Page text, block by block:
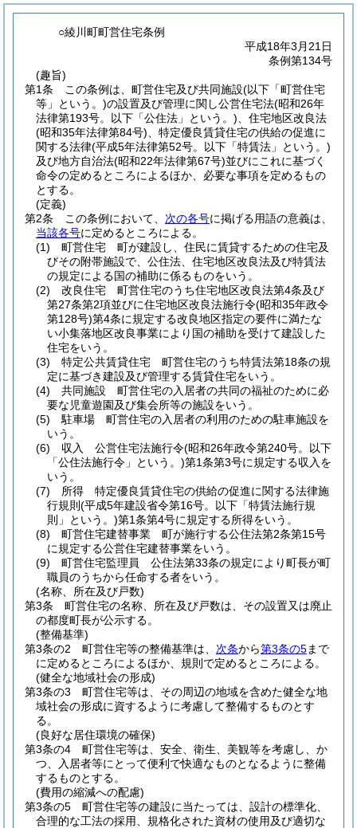
○綾川町町営住宅条例
平成18年3月21日
条例第134号
(趣旨)
第1条
この条例は、町営住宅及び共同施設(以下「町営住宅
等」という。)の設置及び管理に関し公営住宅法(昭和26年
法律第193号。以下「公住法」という。) 、住宅地区改良法
(昭和35年法律第84号) 、特定優良賃貸住宅の供給の促進に
関する法律(平成5年法律第52号。以下「特賃法」という。)
及び地方自治法(昭和22年法律第67号)並びにこれに基づく
命令の定めるところによるほか、必要な事項を定めるもの
とする。
(定義)
第2条
この条例において、 次の各号に掲げる用語の意義は、
当該各号に定めるところによる。
(1)
町営住宅 町が建設し、住民に賃貸するための住宅及
びその附帯施設で、公住法、住宅地区改良法及び特賃法
の規定による国の補助に係るものをいう。
(2)
改良住宅 町営住宅のうち住宅地区改良法第4条及び
第27条第2項並びに住宅地区改良法施行令(昭和35年政令
第128号)第4条に規定する改良地区指定の要件に満たな
い小集落地区改良事業により国の補助を受けて建設した
住宅をいう。
(3)
特定公共賃貸住宅 町営住宅のうち特賃法第18条の規
定に基づき建設及び管理する賃貸住宅をいう。
(4)
共同施設 町営住宅の入居者の共同の福祉のために必
要な児童遊園及び集会所等の施設をいう。
(5)
駐車場 町営住宅の入居者の利用のための駐車施設を
いう。
(6)
収入 公営住宅法施行令(昭和26年政令第240号。以下
「公住法施行令」という。)第1条第3号に規定する収入を
いう。
(7)
所得 特定優良賃貸住宅の供給の促進に関する法律施
行規則 (平成5年建設省令第16号。以下「特賃法施行規
則」という。)第1条第4号に規定する所得をいう。
(8)
町営住宅建替事業 町が施行する公住法第2条第15号
に規定する公営住宅建替事業をいう。
(9)
町営住宅監理員 公住法第33条の規定により町長が町
職員のうちから任命する者をいう。
(名称、所在及び戸数)
第3条
町営住宅の名称、所在及び戸数は、その設置又は廃止
の都度町長が公示する。
(整備基準)
第3条の2
町営住宅等の整備基準は、 次条から第3条の5まで
に定めるところによるほか、規則で定めるところによる。
(健全な地域社会の形成)
第3条の3
町営住宅等は、その周辺の地域を含めた健全な地
域社会の形成に資するように考慮して整備するものとす
る。
(良好な居住環境の確保)
第3条の4
町営住宅等は、安全、衛生、美観等を考慮し、か
つ、入居者等にとって便利で快適なものとなるように整備
するものとする。
(費用の縮減への配慮)
第3条の5
町営住宅等の建設に当たっては、設計の標準化、
合理的な工法の採用、規格化された資材の使用及び適切な